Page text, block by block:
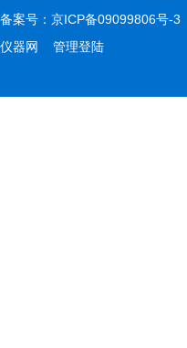
备案号： 京ICP备09099806号-3
仪器网
管理登陆